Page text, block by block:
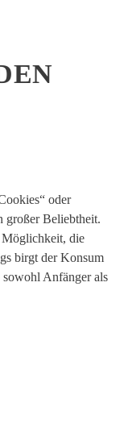
oder
großer Beliebtheit.
Möglichkeit, die
birgt der Konsum
Anfänger als